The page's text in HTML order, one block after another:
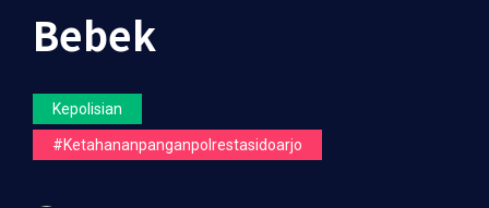
Bebek
Kepolisian
#ketahananpanganpolrestasidoarjo